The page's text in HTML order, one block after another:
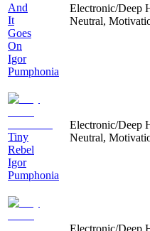
And
It
Goes
On
Igor
Pumphonia
Electronic/Deep
Neutral,
Tiny
Rebel
Igor
Pumphonia
Electronic/Deep
Neutral,
Electronic/Deep